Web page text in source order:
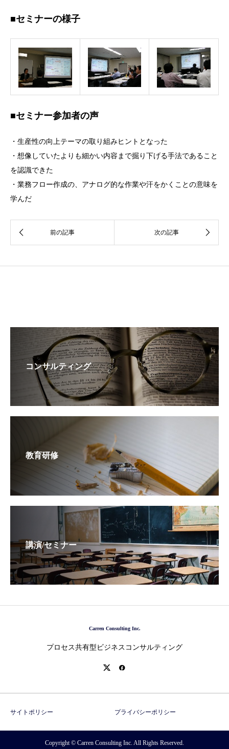
■セミナーの様子
■セミナー参加者の声
・生産性の向上テーマの取り組みヒントとなった
・想像していたよりも細かい内容まで掘り下げる手法であること
を認識できた
・業務フロー作成の、アナログ的な作業や汗をかくことの意味を
学んだ
コンサルティング
教育研修
講演/セミナー
Carren Consulting Inc.
プロセス共有型ビジネスコンサルティング
サイトポリシー プライバシーポリシー
Copyright © Carren Consulting Inc. All Rights Reserved.